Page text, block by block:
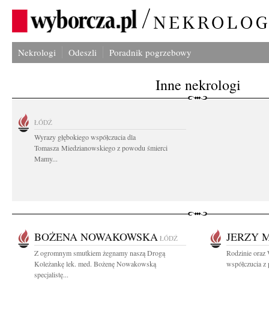
Nekrologi Odeszli Poradnik pogrzebowy
Inne nekrologi
ŁÓDŹ
Wyrazy głębokiego współczucia dla
Tomasza Miedzianowskiego z powodu śmierci
Mamy...
BOŻENA NOWAKOWSKA ŁÓDŹ
Z ogromnym smutkiem żegnamy naszą Drogą
Koleżankę lek. med. Bożenę Nowakowską
specjalistę...
JERZY
Rodzinie oraz
współczucia